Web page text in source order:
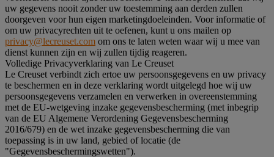
uw gegevens nooit zonder uw toestemming aan derden zullen
doorgeven voor hun eigen marketingdoeleinden. Voor informatie of
om uw privacyrechten uit te oefenen, kunt u ons mailen op
privacy@lecreuset.com om ons te laten weten waar wij u mee van
dienst kunnen zijn en wij zullen tijdig reageren.
Volledige Privacyverklaring van Le Creuset
Le Creuset verbindt zich ertoe uw persoonsgegevens en uw privacy
te beschermen en in deze verklaring wordt uitgelegd hoe wij uw
persoonsgegevens verzamelen en verwerken in overeenstemming
met de EU-wetgeving inzake gegevensbescherming (met inbegrip
van de EU Algemene Verordening Gegevensbescherming
2016/679) en de wet inzake gegevensbescherming die van
toepassing is in uw land, gebied of locatie (de
"Gegevensbeschermingswetten").